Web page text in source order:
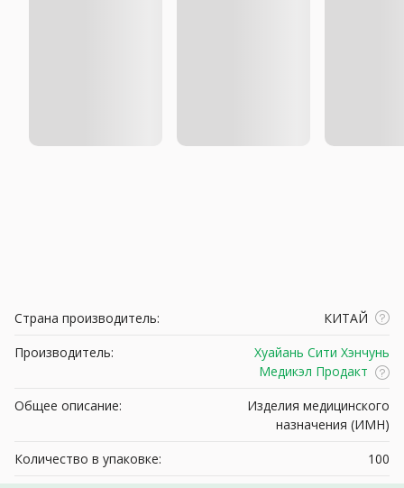
Страна производитель:
КИТАЙ
Производитель:
Хуайань Сити Хэнчунь
Медикэл Продакт
Общее описание:
Изделия медицинского
назначения (ИМН)
Количество в упаковке:
100